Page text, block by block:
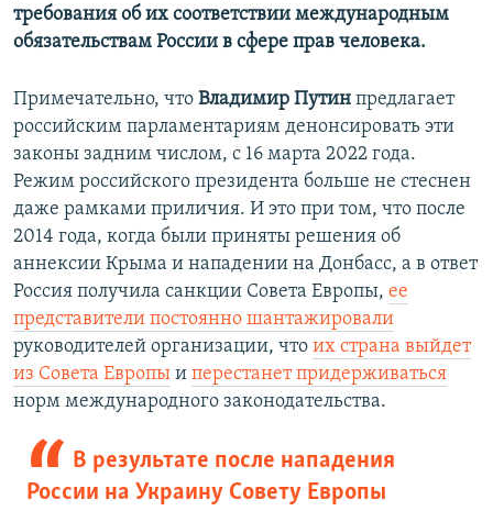
требования об их соответствии международным
обязательствам России в сфере прав человека.
Примечательно, что Владимир Путин предлагает
российским парламентариям денонсировать эти
законы задним числом, с 16 марта 2022 года.
Режим российского президента больше не стеснен
даже рамками приличия. И это при том, что после
2014 года, когда были приняты решения об
аннексии Крыма и нападении на Донбасс, а в ответ
Россия получила санкции Совета Европы, ее
представители постоянно шантажировали
руководителей организации, что их страна выйдет
из Совета Европы и перестанет придерживаться
норм международного законодательства.
В результате после нападения
России на Украину Совету Европы